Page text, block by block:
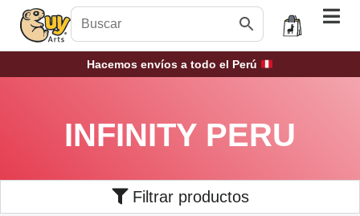
Hacemos envíos a todo el Perú
INFINITY PERU
Filtrar productos